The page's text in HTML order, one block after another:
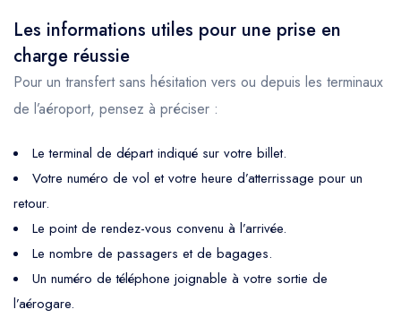
Les informations utiles pour une prise en
charge réussie
Pour un transfert sans hésitation vers ou depuis les terminaux
de l’aéroport, pensez à préciser :
Le terminal de départ indiqué sur votre billet.
Votre numéro de vol et votre heure d’atterrissage pour un
retour.
Le point de rendez-vous convenu à l’arrivée.
Le nombre de passagers et de bagages.
Un numéro de téléphone joignable à votre sortie de
l’aérogare.